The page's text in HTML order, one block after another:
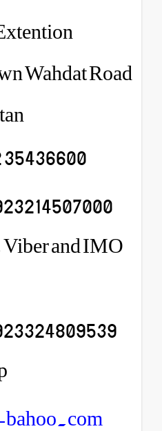
Wahdat Road
35436600
Viber and IMO